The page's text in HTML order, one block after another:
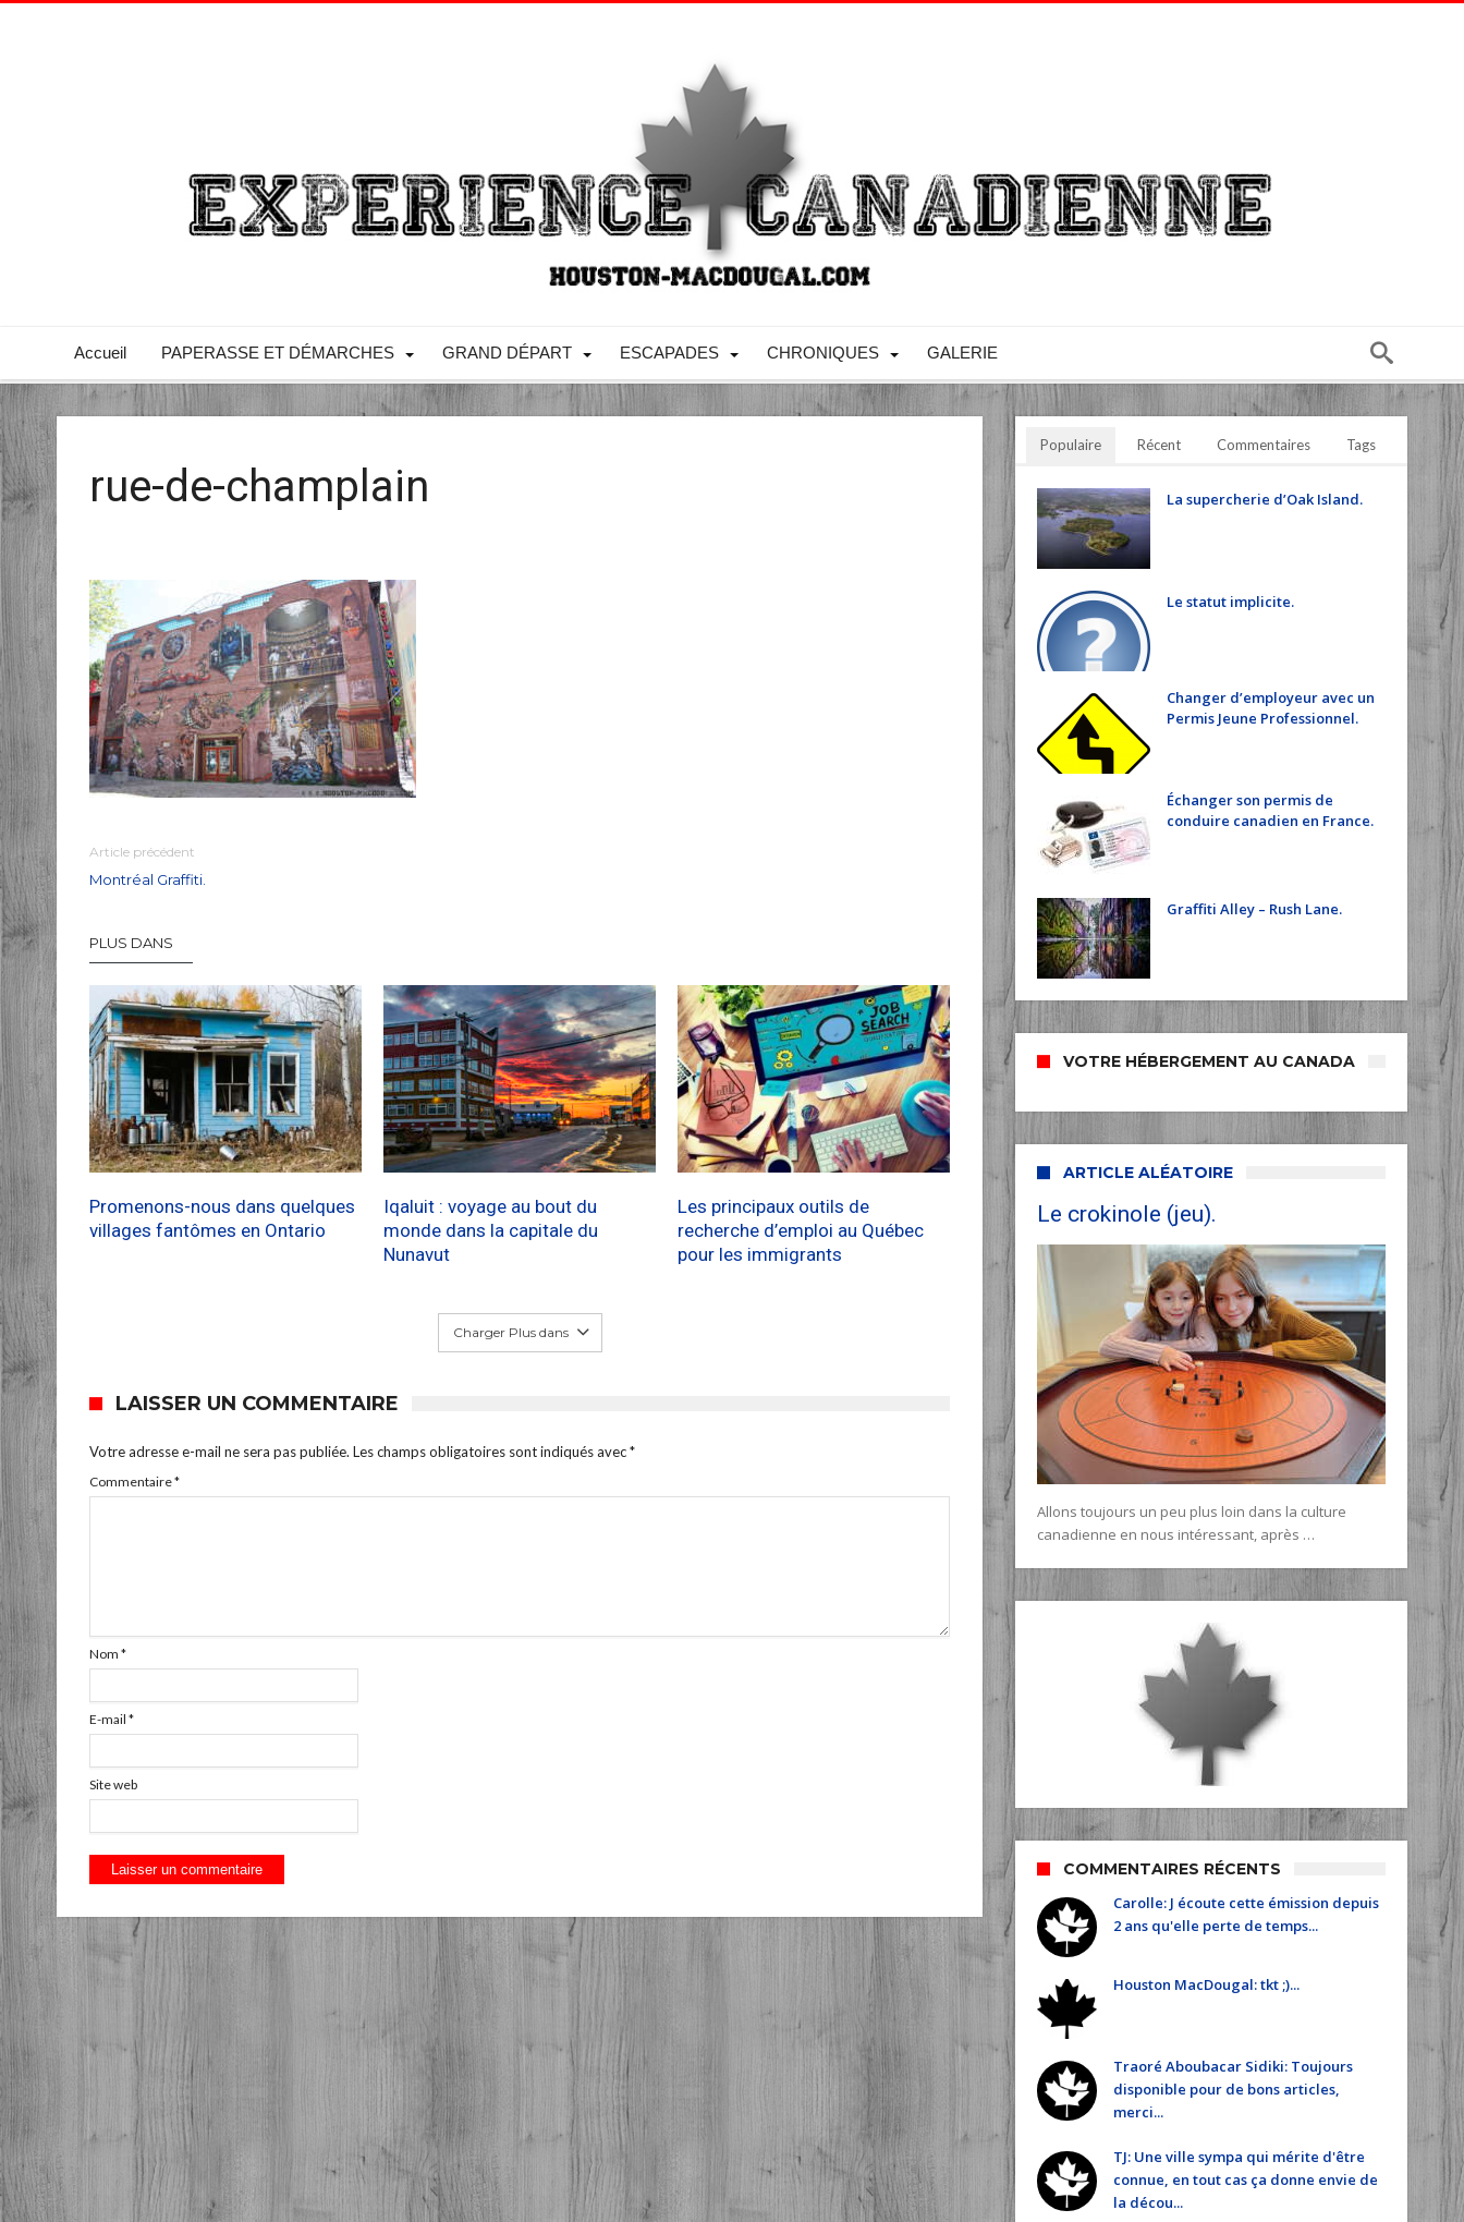
Accueil PAPERASSE ET DÉMARCHES GRAND DÉPART ESCAPADES CHRONIQUES GALERIE
rue-de-champlain
Article précédent
Montréal Graffiti.
PLUS DANS
Promenons-nous dans quelques
villages fantômes en Ontario
Iqaluit : voyage au bout du
monde dans la capitale du
Nunavut
Les principaux outils de
recherche d’emploi au Québec
pour les immigrants
Charger Plus dans
LAISSER UN COMMENTAIRE
Votre adresse e-mail ne sera pas publiée. Les champs obligatoires sont indiqués avec*
Commentaire*
Nom *
E-mail *
Site web
Populaire Récent Commentaires Tags
La supercherie d’Oak Island.
Le statut implicite.
Changer d’employeur avec un
Permis Jeune Professionnel.
Échanger son permis de
conduire canadien en France.
Graffiti Alley – Rush Lane.
VOTRE HÉBERGEMENT AU CANADA
ARTICLE ALÉATOIRE
Le crokinole (jeu).
Allons toujours un peu plus loin dans la culture
canadienne en nous intéressant, après …
COMMENTAIRES RÉCENTS
Carolle: J écoute cette émission depuis
2 ans qu'elle perte de temps...
Houston MacDougal: tkt ;)...
Traoré Aboubacar Sidiki: Toujours
disponible pour de bons articles,
merci...
TJ: Une ville sympa qui mérite d'être
connue, en tout cas ça donne envie de
la décou...